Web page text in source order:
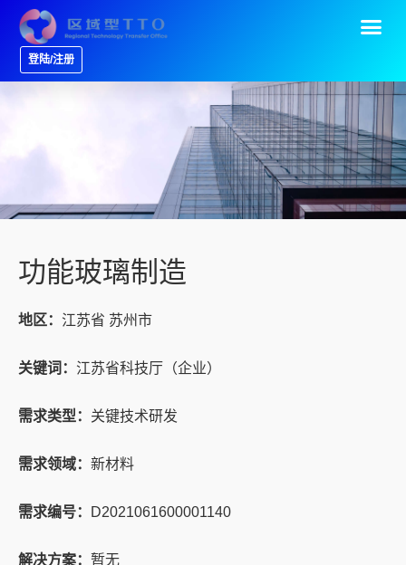
登陆/注册
功能玻璃制造
地区： 江苏省 苏州市
关键词： 江苏省科技厅（企业）
需求类型： 关键技术研发
需求领域： 新材料
需求编号： D2021061600001140
解决方案： 暂无